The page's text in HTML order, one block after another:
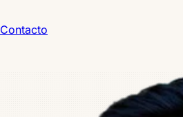
Contacto